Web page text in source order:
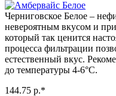
Черниговское Белое –
невероятным вкусом и
который так ценится
процесса фильтрации
естественный вкус.
до температуры 4-6°С.
144.75 р.*